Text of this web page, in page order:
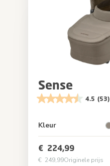
Sense
4.5 (53)
Kleur
€ 224,99
€ 249,99Originele prijs